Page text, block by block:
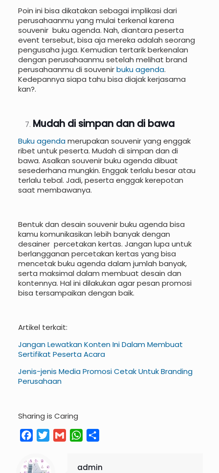
Poin ini bisa dikatakan sebagai implikasi dari
perusahaanmu yang mulai terkenal karena
souvenir buku agenda. Nah, diantara peserta
event tersebut, bisa aja mereka adalah seorang
pengusaha juga. Kemudian tertarik berkenalan
dengan perusahaanmu setelah melihat brand
perusahaanmu di souvenirbuku agenda.
Kedepannya siapa tahu bisa diajak kerjasama
kan?.
Mudah di simpan dan di bawa
Buku agendamerupakan souvenir yang enggak
ribet untuk peserta. Mudah di simpan dan di
bawa. Asalkan souvenir buku agenda dibuat
sesederhana mungkin. Enggak terlalu besar atau
terlalu tebal. Jadi, peserta enggak kerepotan
saat membawanya.
Bentuk dan desain souvenir buku agenda bisa
kamu komunikasikan lebih banyak dengan
desainer percetakan kertas. Jangan lupa untuk
berlangganan percetakan kertas yang bisa
mencetak buku agenda dalam jumlah banyak,
serta maksimal dalam membuat desain dan
kontennya. Hal ini dilakukan agar pesan promosi
bisa tersampaikan dengan baik.
Artikel terkait:
Jangan Lewatkan Konten Ini Dalam Membuat
Sertifikat Peserta Acara
Jenis-jenis Media Promosi Cetak Untuk Branding
Perusahaan
Sharing is Caring
FacebookTwitterGmail WhatsApp
admin